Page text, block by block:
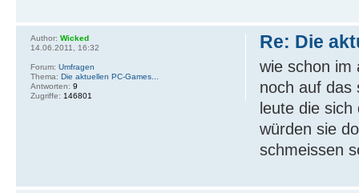
Re: Die
wie schon im
noch auf das
leute die
würden sie
schmeissen
Author: Wicked
14.06.2011, 16:32
Forum: Umfragen
Thema: Die aktuellen PC-Games...
Antworten: 9
Zugriffe: 146801